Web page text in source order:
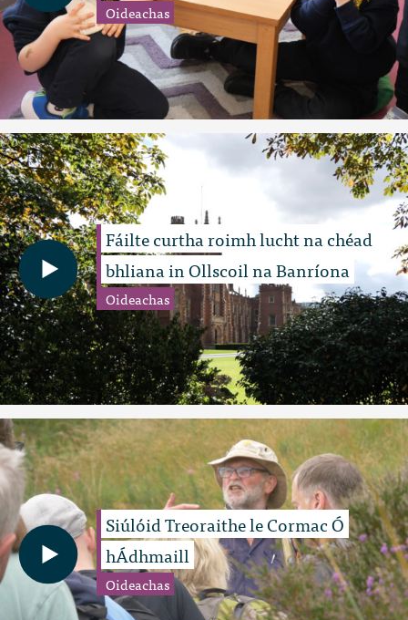
Oideachas
Fáilte curtha roimh lucht na chéad
bhliana in Ollscoil na Banríona
Oideachas
Siúlóid Treoraithe le Cormac Ó
hÁdhmaill
Oideachas